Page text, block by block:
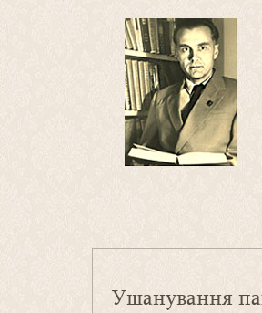
Ушанування